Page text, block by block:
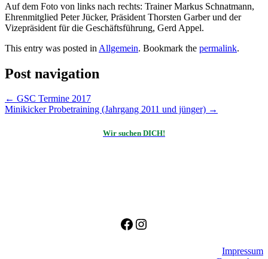
Auf dem Foto von links nach rechts: Trainer Markus Schnatmann,
Ehrenmitglied Peter Jücker, Präsident Thorsten Garber und der
Vizepräsident für die Geschäftsführung, Gerd Appel.
This entry was posted in Allgemein. Bookmark the permalink.
Post navigation
← GSC Termine 2017
Minikicker Probetraining (Jahrgang 2011 und jünger) →
Wir suchen DICH!
Facebook
Instagram
Impressum